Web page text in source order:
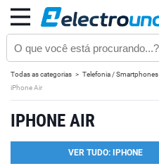
Todas as categorias Telefonia / Smartphones
iPhone Air
IPHONE AIR
VER TUDO: IPHONE